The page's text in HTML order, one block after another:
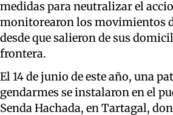
medidas para neutralizar el
monitorearon los movimientos
desde que salieron de sus
frontera.
El 14 de junio de este año, una
gendarmes se instalaron en el
Senda Hachada, en Tartagal,